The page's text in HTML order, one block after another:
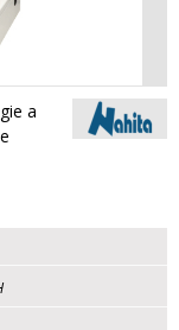
a